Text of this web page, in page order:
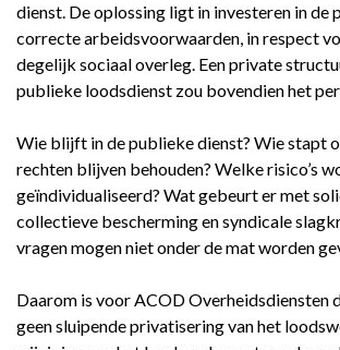
dienst. De oplossing ligt in investeren in de
correcte arbeidsvoorwaarden, in respect
degelijk sociaal overleg. Een private
publieke loodsdienst zou bovendien het
Wie blijft in de publieke dienst? Wie stapt
rechten blijven behouden? Welke risico’s
geïndividualiseerd? Wat gebeurt er met
collectieve bescherming en syndicale
vragen mogen niet onder de mat worden
Daarom is voor ACOD Overheidsdiensten
geen sluipende privatisering van het